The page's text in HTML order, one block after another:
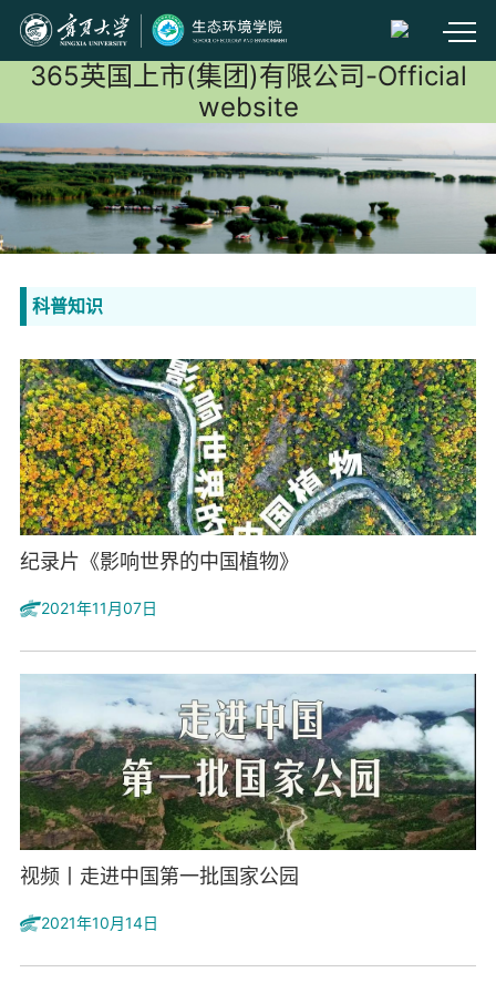
365英国上市(集团)有限公司-Official
website
科普知识
纪录片《影响世界的中国植物》
2021年11月07日
视频丨走进中国第一批国家公园
2021年10月14日